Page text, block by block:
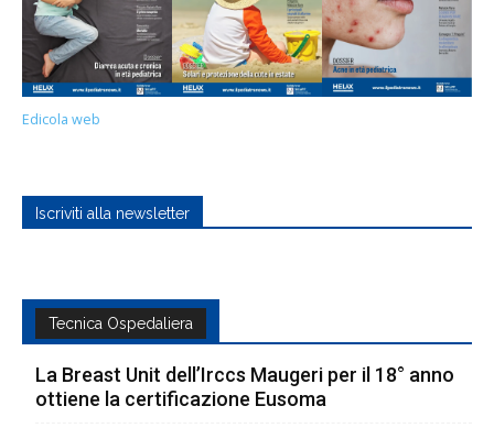
Edicola web
Iscriviti alla newsletter
Tecnica Ospedaliera
La Breast Unit dell’Irccs Maugeri per il 18° anno
ottiene la certificazione Eusoma